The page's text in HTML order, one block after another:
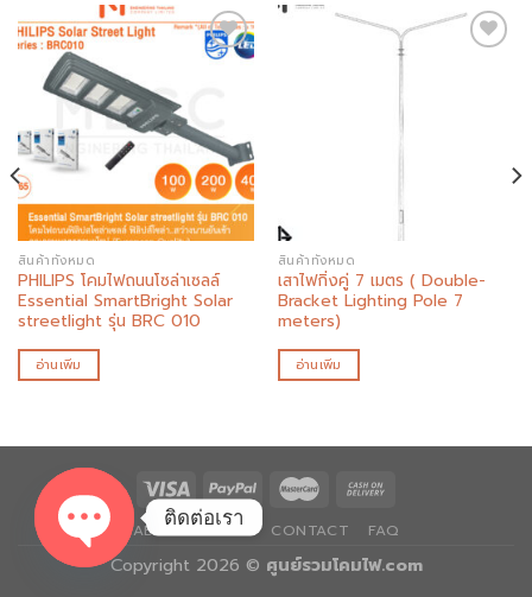
wishlist
สินค้าทั้งหมด
PHILIPS โคมไฟถนนโซล่าเซลล์
Essential SmartBright Solar
streetlight รุ่น BRC 010
อ่านเพิ่ม
สินค้าทั้งหมด
เสาไฟกิ่งคู่ 7 เมตร ( Double-
Bracket Lighting Pole 7
meters)
อ่านเพิ่ม
ABOUT BLOG CONTACT FAQ
Copyright 2026 © ศูนย์รวมโคมไฟ.com
ติดต่อเรา